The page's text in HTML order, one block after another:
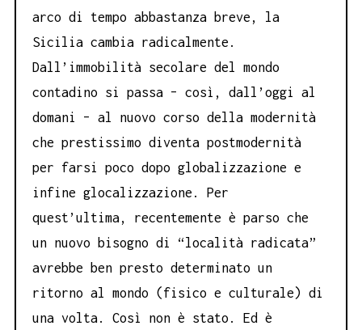
arco di tempo abbastanza breve, la
Sicilia cambia radicalmente.
Dall’immobilità secolare del mondo
contadino si passa – così, dall’oggi al
domani – al nuovo corso della modernità
che prestissimo diventa postmodernità
per farsi poco dopo globalizzazione e
infine glocalizzazione. Per
quest’ultima, recentemente è parso che
un nuovo bisogno di “località radicata”
avrebbe ben presto determinato un
ritorno al mondo (fisico e culturale) di
una volta. Così non è stato. Ed è